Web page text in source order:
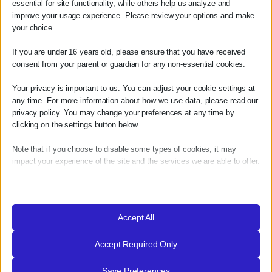
γεύμα, για μια βουτιά στα καθαρά νερά του κόλπου ή
απλώς για ένα ποτήρι κρασί την ώρα που αλλάζουν τα
χρώματα του απογεύματος.
Η επίσκεψη συνδυάζεται ιδανικά με μια βόλτα στην
Αρεόπολη – Η
Πρωτεύουσα της Μέσα
Μάνης
τοπικές αγορές.
Πήρε το όνομά της από τον θεό του πολέμου Άρη, ένα
όνομα που ταιριάζει απόλυτα με το ανεξάρτητο και
περήφανο πνεύμα των Μανιατών.
essential for site functionality, while others help us analyze and
improve your usage experience. Please review your options and make
your choice.
If you are under 16 years old, please ensure that you have received
consent from your parent or guardian for any non-essential cookies.
Your privacy is important to us. You can adjust your cookie settings at
any time. For more information about how we use data, please read our
privacy policy. You may change your preferences at any time by
clicking on the settings button below.
Note that if you choose to disable some types of cookies, it may
impact your experience of the site and the services we are able to offer.
Essential cookies and services enable basic functions and are
necessary for the proper functioning of the website. These cookies
Show details
Accept All
Accept Required Only